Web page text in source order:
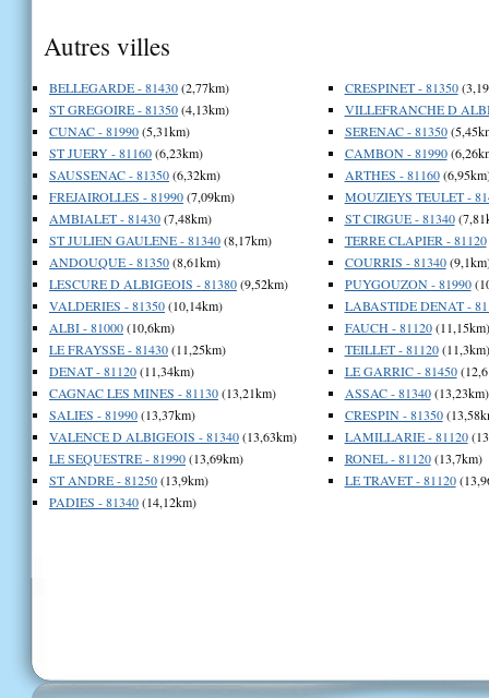
Autres villes
BELLEGARDE - 81430(2,77km)
ST GREGOIRE - 81350(4,13km)
CUNAC - 81990(5,31km)
ST JUERY - 81160(6,23km)
SAUSSENAC - 81350(6,32km)
FREJAIROLLES - 81990(7,09km)
AMBIALET - 81430(7,48km)
ST JULIEN GAULENE - 81340(8,17km)
ANDOUQUE - 81350(8,61km)
LESCURE D ALBIGEOIS - 81380(9,52km)
VALDERIES - 81350(10,14km)
ALBI - 81000(10,6km)
LE FRAYSSE - 81430(11,25km)
DENAT - 81120(11,34km)
CAGNAC LES MINES - 81130(13,21km)
SALIES - 81990(13,37km)
VALENCE D ALBIGEOIS - 81340(13,63km)
LE SEQUESTRE - 81990(13,69km)
ST ANDRE - 81250(13,9km)
PADIES - 81340(14,12km)
CRESPINET - 81350
VILLEFRANCHE D
SERENAC - 81350
CAMBON - 81990
ARTHES - 81160
MOUZIEYS TEULET -
ST CIRGUE - 81340
TERRE CLAPIER - 81120
COURRIS - 81340
PUYGOUZON - 81990
LABASTIDE DENAT -
FAUCH - 81120(11,15km)
TEILLET - 81120(11,3km)
LE GARRIC - 81450
ASSAC - 81340(13,23km)
CRESPIN - 81350
LAMILLARIE - 81120
RONEL - 81120(13,7km)
LE TRAVET - 81120